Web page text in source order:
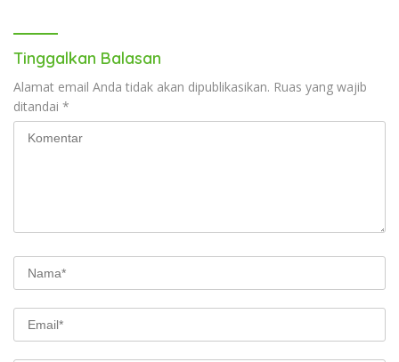
Tinggalkan Balasan
Alamat email Anda tidak akan dipublikasikan. Ruas yang wajib
ditandai *